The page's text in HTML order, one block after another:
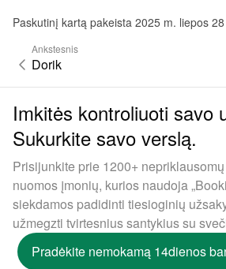
Paskutinį kartą pakeista 2025 m. liepos
Ankstesnis
Dorik
Imkitės kontroliuoti savo
Sukurkite savo verslą.
Prisijunkite prie 1200+
nuomos įmonių, kurios naudoja
siekdamos padidinti tiesioginių
užmegzti tvirtesnius santykius su
Pradėkite nemokamą 14dienos